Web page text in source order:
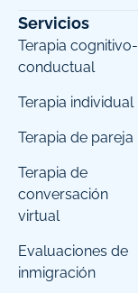
Servicios
Terapia cognitivo-
conductual
Terapia individual
Terapia de pareja
Terapia de
conversación
virtual
Evaluaciones de
inmigración